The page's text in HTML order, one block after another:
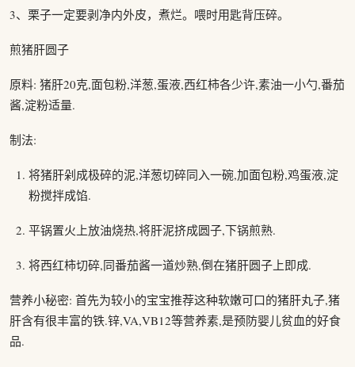
3、栗子一定要剥净内外皮，煮烂。喂时用匙背压碎。
煎猪肝圆子
原料: 猪肝20克,面包粉,洋葱,蛋液,西红柿各少许,素油一小勺,番茄
酱,淀粉适量.
制法:
将猪肝剁成极碎的泥,洋葱切碎同入一碗,加面包粉,鸡蛋液,淀
粉搅拌成馅.
平锅置火上放油烧热,将肝泥挤成圆子,下锅煎熟.
将西红柿切碎,同番茄酱一道炒熟,倒在猪肝圆子上即成.
营养小秘密: 首先为较小的宝宝推荐这种软嫩可口的猪肝丸子,猪
肝含有很丰富的铁.锌,VA,VB12等营养素,是预防婴儿贫血的好食
品.